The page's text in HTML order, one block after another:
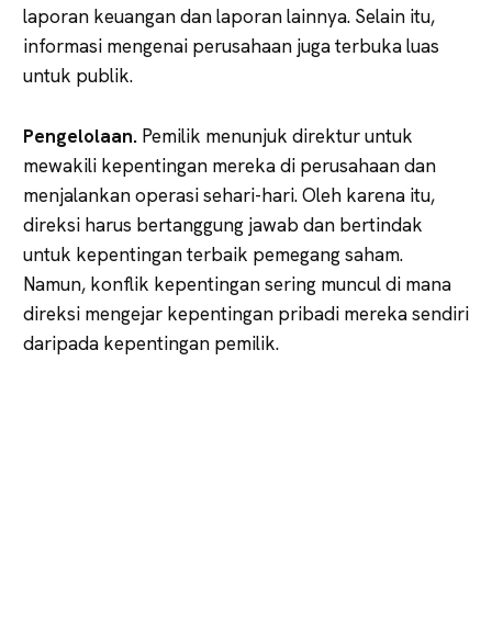
laporan keuangan dan laporan lainnya. Selain itu,
informasi mengenai perusahaan juga terbuka luas
untuk publik.
Pengelolaan. Pemilik menunjuk direktur untuk
mewakili kepentingan mereka di perusahaan dan
menjalankan operasi sehari-hari. Oleh karena itu,
direksi harus bertanggung jawab dan bertindak
untuk kepentingan terbaik pemegang saham.
Namun, konflik kepentingan sering muncul di mana
direksi mengejar kepentingan pribadi mereka sendiri
daripada kepentingan pemilik.